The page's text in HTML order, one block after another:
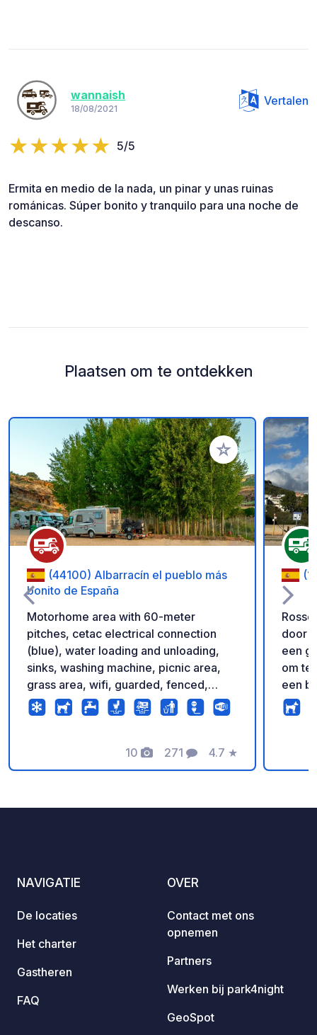
wannaish
18/08/2021
Vertalen
5/5
Ermita en medio de la nada, un pinar y unas ruinas
románicas. Súper bonito y tranquilo para una noche de
descanso.
Plaatsen om te ontdekken
Voeg toe aan je
(44100) Albarracín el pueblo más
bonito de España
Motorhome area with 60-meter
pitches, cetac electrical connection
(blue), water loading and unloading,
sinks, washing machine, picnic area,
grass area, wifi, guarded, fenced,
possibility of booking with pverde app
10
Foto's
271
Commentaren
4.7
Beoordeling
★
door
een
om te
een
landschappen.
kerk
NAVIGATIE
De locaties
Het charter
Gastheren
FAQ
OVER
Contact met ons
opnemen
Partners
Werken bij park4night
GeoSpot